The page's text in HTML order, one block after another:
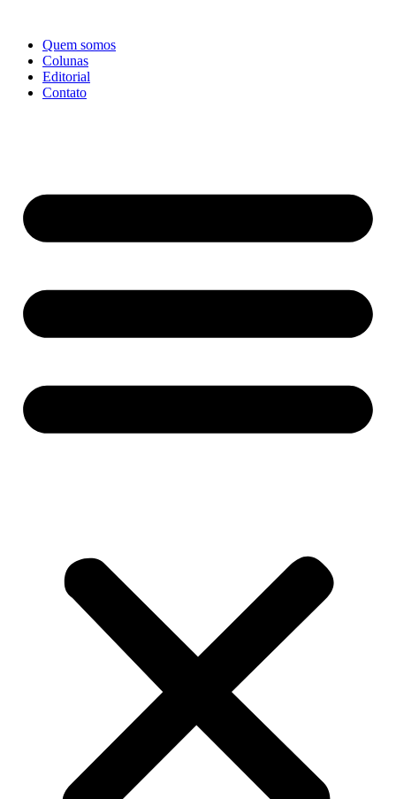
conteúdo
Quem somos
Colunas
Editorial
Contato